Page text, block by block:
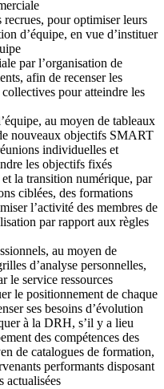
pour optimiser leurs
d’équipe, en vue d’instituer
par l’organisation de
afin de recenser les
pour atteindre les
au moyen de tableaux
nouveaux objectifs SMART
individuelles et
les objectifs fixés
la transition numérique, par
ciblées, des formations
l’activité des membres de
par rapport aux règles
au moyen de
d’analyse personnelles,
le service ressources
le positionnement de chaque
ses besoins d’évolution
à la DRH, s’il y a lieu
des compétences des
de catalogues de formation,
performants disposant
actualisées